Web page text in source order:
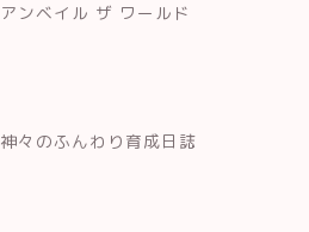
アンベイル ザ ワールド
神々のふんわり育成日誌